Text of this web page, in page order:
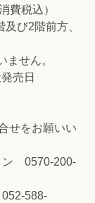
費税込）
び2階前方、
せん。
売日
せをお願いい
ン 0570-200-
588-